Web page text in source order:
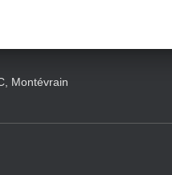
Montévrain